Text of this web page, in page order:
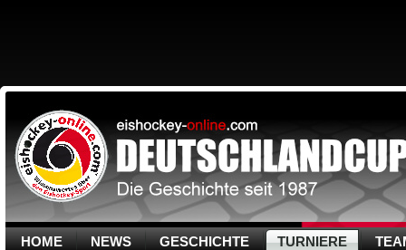
HOME NEWS GESCHICHTE TURNIERE